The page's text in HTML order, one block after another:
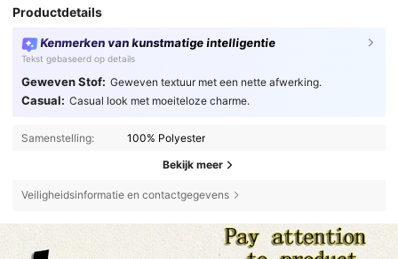
Productdetails
Kenmerken van kunstmatige intelligentie
Tekst gebaseerd op details
Geweven Stof: Geweven textuur met een nette afwerking.
Casual: Casual look met moeiteloze charme.
Samenstelling: 100% Polyester
Bekijk meer
Veiligheidsinformatie en contactgegevens